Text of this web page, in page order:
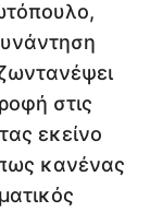
στις
εκείνο
κανένας